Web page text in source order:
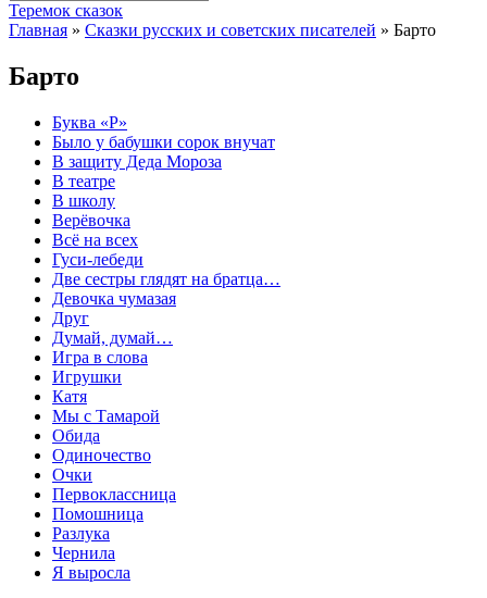
Теремок сказок
Главная » Сказки русских и советских писателей » Барто
Барто
Буква «Р»
Было у бабушки сорок внучат
В защиту Деда Мороза
В театре
В школу
Верёвочка
Всё на всех
Гуси-лебеди
Две сестры глядят на братца…
Девочка чумазая
Друг
Думай, думай…
Игра в слова
Игрушки
Катя
Мы с Тамарой
Обида
Одиночество
Очки
Первоклассница
Помошница
Разлука
Чернила
Я выросла